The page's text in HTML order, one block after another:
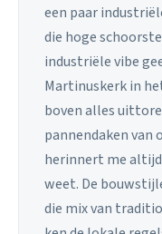
een paar
die hoge
industriële vibe
Martinuskerk in
boven alles
pannendaken van
herinnert me altijd
weet. De
die mix van